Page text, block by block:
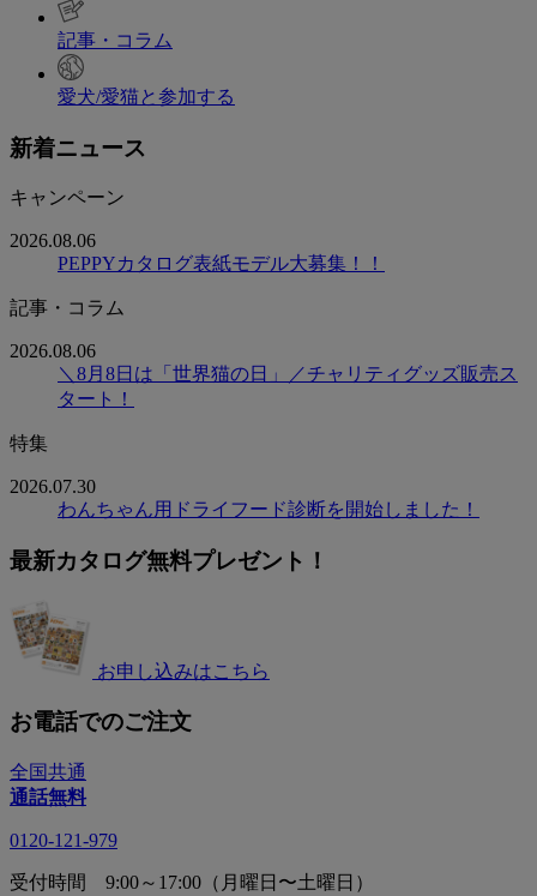
記事・コラム
愛犬/愛猫と参加する
新着ニュース
キャンペーン
2026.08.06
PEPPYカタログ表紙モデル大募集！！
記事・コラム
2026.08.06
＼8月8日は「世界猫の日」／チャリティグッズ販売ス
タート！
特集
2026.07.30
わんちゃん用ドライフード診断を開始しました！
最新カタログ無料プレゼント！
お申し込みはこちら
お電話でのご注文
全国共通
通話無料
0120-121-979
受付時間 9:00～17:00（月曜日〜土曜日）